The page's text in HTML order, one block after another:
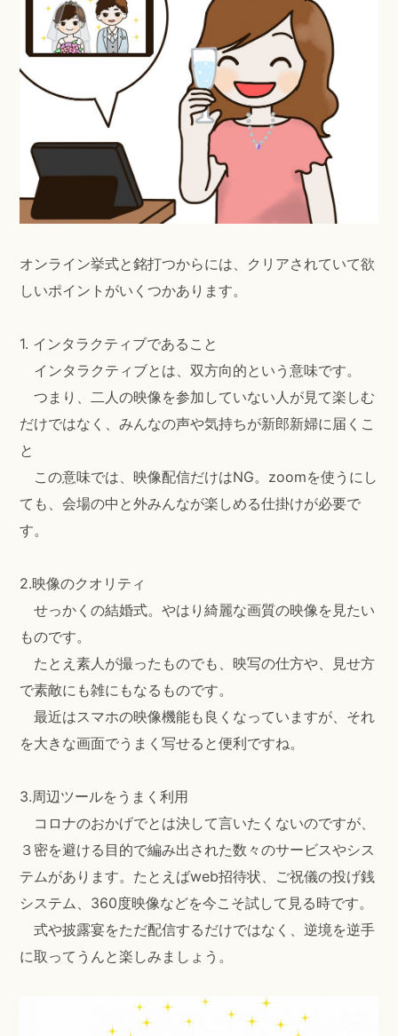
オンライン挙式と銘打つからには、クリアされていて欲
しいポイントがいくつかあります。
1. インタラクティブであること
インタラクティブとは、双方向的という意味です。
つまり、二人の映像を参加していない人が見て楽しむ
だけではなく、みんなの声や気持ちが新郎新婦に届くこ
と
この意味では、映像配信だけはNG。zoomを使うにし
ても、会場の中と外みんなが楽しめる仕掛けが必要で
す。
2.映像のクオリティ
せっかくの結婚式。やはり綺麗な画質の映像を見たい
ものです。
たとえ素人が撮ったものでも、映写の仕方や、見せ方
で素敵にも雑にもなるものです。
最近はスマホの映像機能も良くなっていますが、それ
を大きな画面でうまく写せると便利ですね。
3.周辺ツールをうまく利用
コロナのおかげでとは決して言いたくないのですが、
３密を避ける目的で編み出された数々のサービスやシス
テムがあります。たとえばweb招待状、ご祝儀の投げ銭
システム、360度映像などを今こそ試して見る時です。
式や披露宴をただ配信するだけではなく、逆境を逆手
に取ってうんと楽しみましょう。